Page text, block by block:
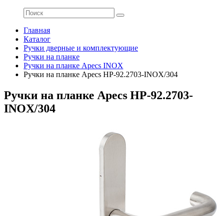
Главная
Каталог
Ручки дверные и комплектующие
Ручки на планке
Ручки на планке Apecs INOX
Ручки на планке Apecs HP-92.2703-INOX/304
Ручки на планке Apecs HP-92.2703-
INOX/304